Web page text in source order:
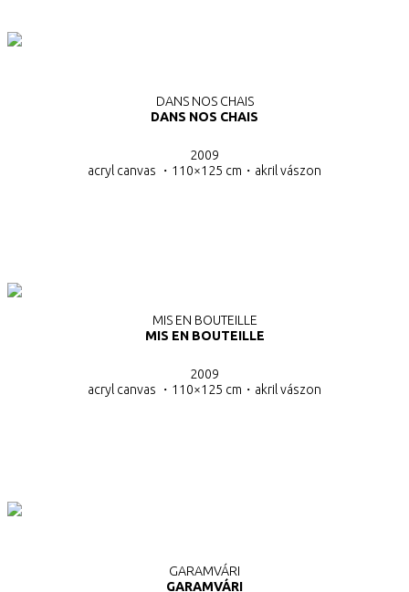
DANS NOS CHAIS
DANS NOS CHAIS
2009
acryl canvas ・110×125 cm・ akril vászon
MIS EN BOUTEILLE
MIS EN BOUTEILLE
2009
acryl canvas ・110×125 cm・ akril vászon
GARAMVÁRI
GARAMVÁRI